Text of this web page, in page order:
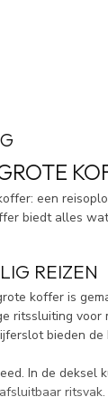
een
biedt alles
REIZEN
koffer is
ritssluiting
bieden
In de
ritsvak.